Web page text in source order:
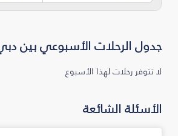
جدول الرحلات الأسبوعي بين
لا تتوفر رحلات لهذا الأسبوع
الأسئلة الشائعة